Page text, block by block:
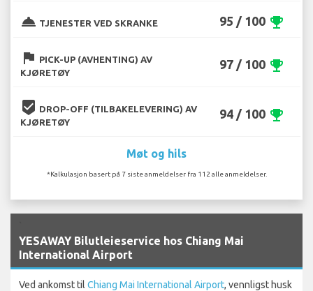
room_service TJENESTER VED SKRANKE 95 / 100 emoji_events
flag PICK-UP (AVHENTING) AV
KJØRETØY
97 / 100 emoji_events
beenhere DROP-OFF (TILBAKELEVERING) AV
KJØRETØY
94 / 100 emoji_events
Møt og hils
*Kalkulasjon basert på 7 siste anmeldelser fra 112 alle anmeldelser.
YESAWAY Bilutleieservice hos Chiang Mai
International Airport
Ved ankomst til Chiang Mai International Airport, vennligst husk